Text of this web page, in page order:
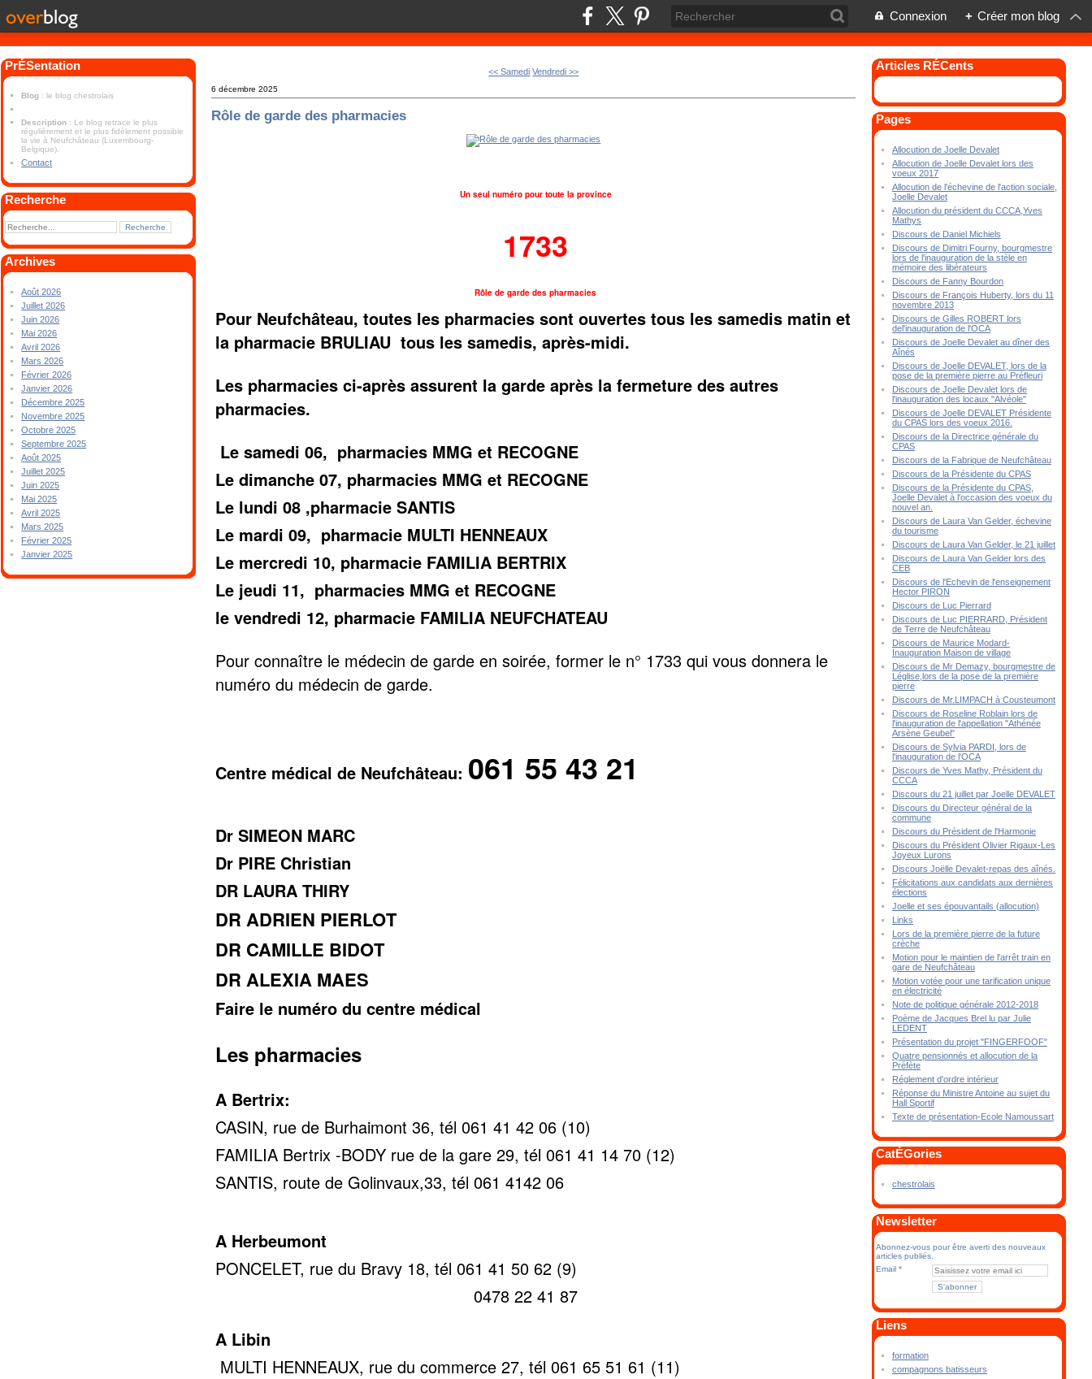
Connexion + Créer mon blog
PrÉSentation
Blog : le blog chestrolais
Description : Le blog retrace le plus
régulièrement et le plus fidèlement possible
la vie à Neufchâteau (Luxembourg-
Belgique).
Contact
Recherche
Archives
Août 2026
Juillet 2026
Juin 2026
Mai 2026
Avril 2026
Mars 2026
Février 2026
Janvier 2026
Décembre 2025
Novembre 2025
Octobre 2025
Septembre 2025
Août 2025
Juillet 2025
Juin 2025
Mai 2025
Avril 2025
Mars 2025
Février 2025
Janvier 2025
<< Samedi Vendredi >>
6 décembre 2025
Rôle de garde des pharmacies
Un seul numéro pour toute la province
1733
Rôle de garde des pharmacies
Pour Neufchâteau, toutes les pharmacies sont ouvertes tous les samedis matin et
la pharmacie BRULIAU tous les samedis, après-midi.
Les pharmacies ci-après assurent la garde après la fermeture des autres
pharmacies.
Le samedi 06, pharmacies MMG et RECOGNE
Le dimanche 07, pharmacies MMG et RECOGNE
Le lundi 08 ,pharmacie SANTIS
Le mardi 09, pharmacie MULTI HENNEAUX
Le mercredi 10, pharmacie FAMILIA BERTRIX
Le jeudi 11, pharmacies MMG et RECOGNE
le vendredi 12, pharmacie FAMILIA NEUFCHATEAU
Pour connaître le médecin de garde en soirée, former le n° 1733 qui vous donnera le
numéro du médecin de garde.
Centre médical de Neufchâteau: 061 55 43 21
Dr SIMEON MARC
Dr PIRE Christian
DR LAURA THIRY
DR ADRIEN PIERLOT
DR CAMILLE BIDOT
DR ALEXIA MAES
Faire le numéro du centre médical
Les pharmacies
A Bertrix:
CASIN, rue de Burhaimont 36, tél 061 41 42 06 (10)
FAMILIA Bertrix -BODY rue de la gare 29, tél 061 41 14 70 (12)
SANTIS, route de Golinvaux,33, tél 061 4142 06
A Herbeumont
PONCELET, rue du Bravy 18, tél 061 41 50 62 (9)
0478 22 41 87
A Libin
MULTI HENNEAUX, rue du commerce 27, tél 061 65 51 61 (11)
Articles RÉCents
Pages
Allocution de Joelle Devalet
Allocution de Joelle Devalet lors des
voeux 2017
Allocution de l'échevine de l'action sociale,
Joelle Devalet
Allocution du président du CCCA,Yves
Mathys
Discours de Daniel Michiels
Discours de Dimitri Fourny, bourgmestre
lors de l'inauguration de la stèle en
mémoire des libérateurs
Discours de Fanny Bourdon
Discours de François Huberty, lors du 11
novembre 2013
Discours de Gilles ROBERT lors
del'inauguration de l'OCA
Discours de Joelle Devalet au dîner des
Aînés
Discours de Joelle DEVALET, lors de la
pose de la première pierre au Préfleuri
Discours de Joelle Devalet lors de
l'inauguration des locaux "Alvéole"
Discours de Joelle DEVALET Présidente
du CPAS lors des voeux 2016.
Discours de la Directrice générale du
CPAS
Discours de la Fabrique de Neufchâteau
Discours de la Présidente du CPAS
Discours de la Présidente du CPAS,
Joelle Devalet à l'occasion des voeux du
nouvel an.
Discours de Laura Van Gelder, échevine
du tourisme
Discours de Laura Van Gelder, le 21 juillet
Discours de Laura Van Gelder lors des
CEB
Discours de l'Echevin de l'enseignement
Hector PIRON
Discours de Luc Pierrard
Discours de Luc PIERRARD, Président
de Terre de Neufchâteau
Discours de Maurice Modard-
Inauguration Maison de village
Discours de Mr Demazy, bourgmestre de
Léglise,lors de la pose de la première
pierre
Discours de Mr.LIMPACH à Cousteumont
Discours de Roseline Roblain lors de
l'inauguration de l'appellation "Athénée
Arsène Geubel"
Discours de Sylvia PARDI, lors de
l'inauguration de l'OCA
Discours de Yves Mathy, Président du
CCCA
Discours du 21 juillet par Joelle DEVALET
Discours du Directeur général de la
commune
Discours du Président de l'Harmonie
Discours du Président Olivier Rigaux-Les
Joyeux Lurons
Discours Joëlle Devalet-repas des aînés.
Félicitations aux candidats aux dernières
élections
Joelle et ses épouvantails (allocution)
Links
Lors de la première pierre de la future
crèche
Motion pour le maintien de l'arrêt train en
gare de Neufchâteau
Motion votée pour une tarification unique
en électricité
Note de politique générale 2012-2018
Poème de Jacques Brel lu par Julie
LEDENT
Présentation du projet "FINGERFOOF"
Quatre pensionnés et allocution de la
Préfète
Réglement d'ordre intérieur
Réponse du Ministre Antoine au sujet du
Hall Sportif
Texte de présentation-Ecole Namoussart
CatÉGories
chestrolais
Newsletter
Abonnez-vous pour être averti des nouveaux
articles publiés.
Email
Liens
formation
compagnons batisseurs